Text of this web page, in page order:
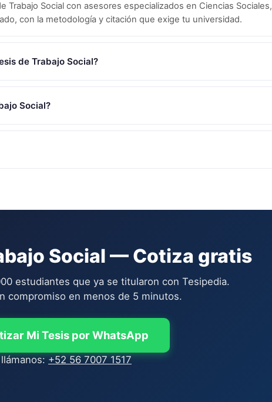
Trabajo Social con asesores especializados en Ciencias Sociales,
con la metodología y citación que exige tu universidad.
de Trabajo Social?
Social?
Social — Cotiza gratis
estudiantes que ya se titularon con Tesipedia.
compromiso en menos de 5 minutos.
Mi Tesis por WhatsApp
+52 56 7007 1517